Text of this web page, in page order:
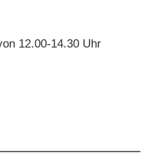
12.00-14.30 Uhr